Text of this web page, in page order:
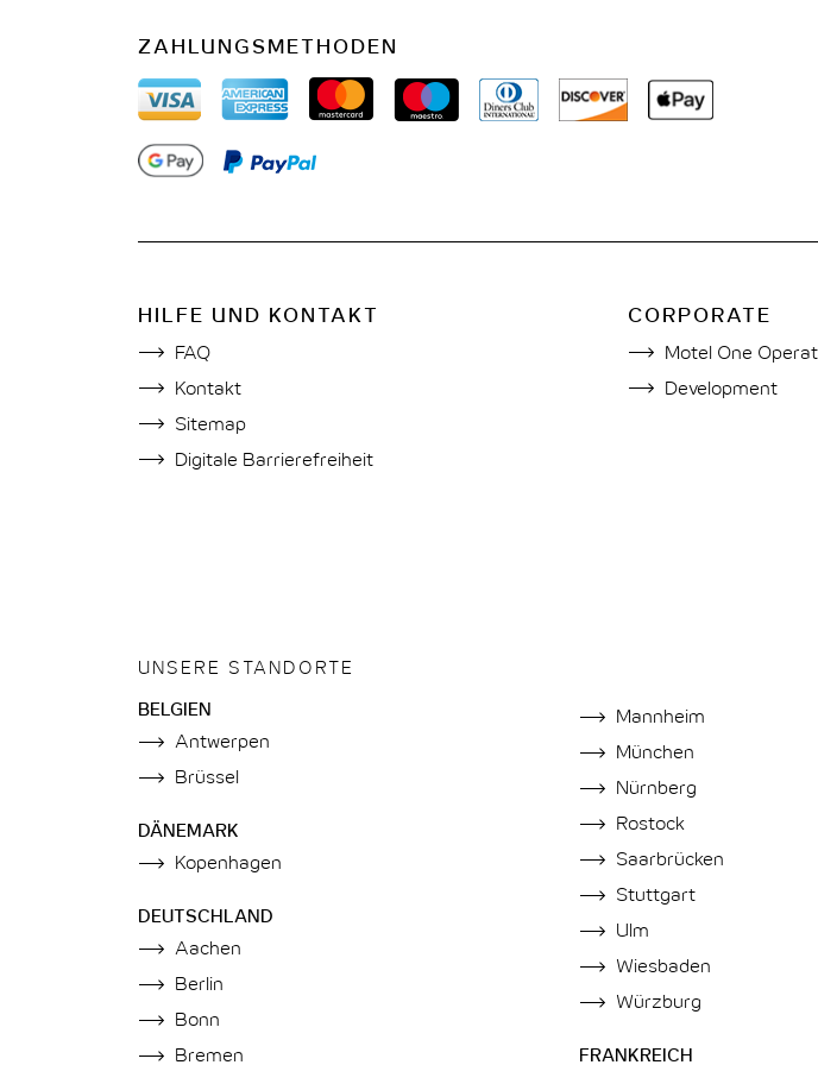
ZAHLUNGSMETHODEN
HILFE UND KONTAKT
FAQ
Kontakt
Sitemap
Digitale Barrierefreiheit
CORPORATE
Motel One
Development
UNSERE STANDORTE
BELGIEN
Antwerpen
Brüssel
DÄNEMARK
Kopenhagen
DEUTSCHLAND
Aachen
Berlin
Bonn
Bremen
Mannheim
München
Nürnberg
Rostock
Saarbrücken
Stuttgart
Ulm
Wiesbaden
Würzburg
FRANKREICH